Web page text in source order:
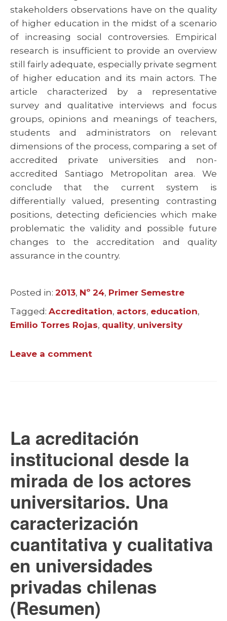
stakeholders observations have on the quality
of higher education in the midst of a scenario
of increasing social controversies. Empirical
research is insufficient to provide an overview
still fairly adequate, especially private segment
of higher education and its main actors. The
article characterized by a representative
survey and qualitative interviews and focus
groups, opinions and meanings of teachers,
students and administrators on relevant
dimensions of the process, comparing a set of
accredited private universities and non-
accredited Santiago Metropolitan area. We
conclude that the current system is
differentially valued, presenting contrasting
positions, detecting deficiencies which make
problematic the validity and possible future
changes to the accreditation and quality
assurance in the country.
Posted in: Categories
2013, Nº 24, Primer Semestre
Tagged: Tags
Accreditation, actors, education,
Emilio Torres Rojas, quality, university
Leave a comment
La acreditación
institucional desde la
mirada de los actores
universitarios. Una
caracterización
cuantitativa y cualitativa
en universidades
privadas chilenas
(Resumen)